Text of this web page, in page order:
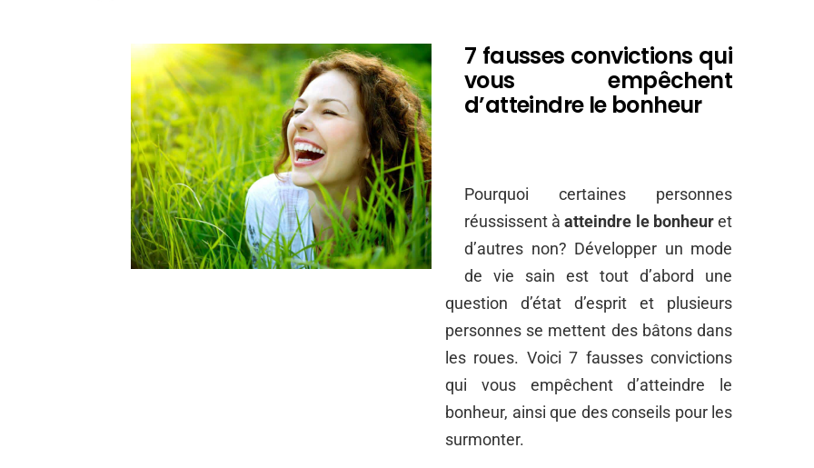
7 fausses convictions qui
vous empêchent
d’atteindre le bonheur
Pourquoi certaines personnes
réussissent àatteindre le bonheuret
d’autres non? Développer un mode
de vie sain est tout d’abord une
question d’état d’esprit et plusieurs
personnes se mettent des bâtons dans
les roues. Voici 7 fausses convictions
qui vous empêchent d’atteindre le
bonheur, ainsi que des conseils pour les
surmonter.